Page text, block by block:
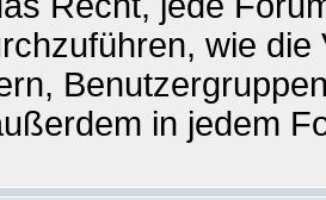
wie
in jedem